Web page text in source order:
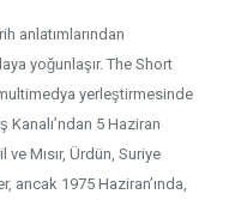
anlatımlarından
yoğunlaşır. The Short
yerleştirmesinde
5 Haziran
Mısır, Ürdün, Suriye
ancak 1975 Haziran’ında,